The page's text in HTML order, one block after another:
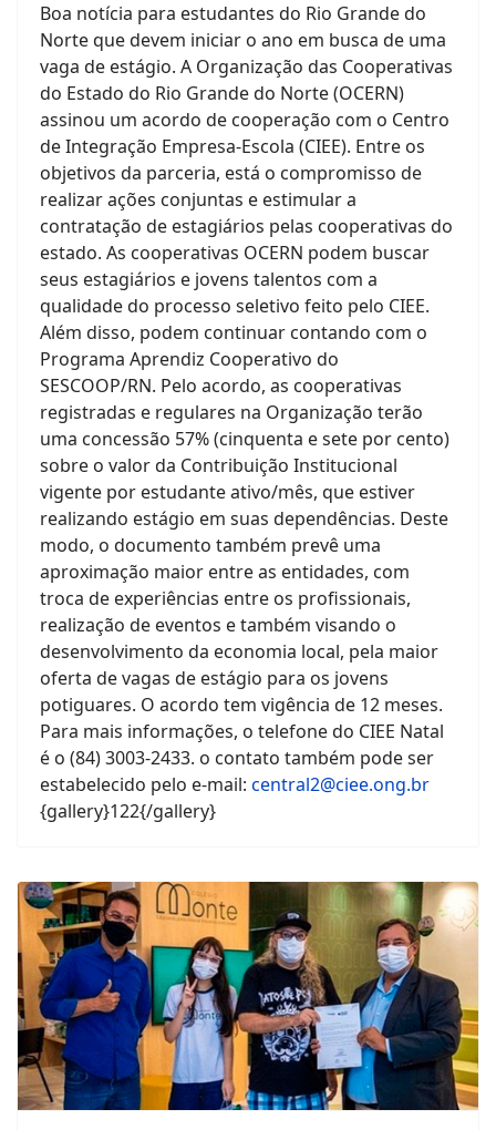
Boa notícia para estudantes do Rio Grande do
Norte que devem iniciar o ano em busca de uma
vaga de estágio. A Organização das Cooperativas
do Estado do Rio Grande do Norte (OCERN)
assinou um acordo de cooperação com o Centro
de Integração Empresa-Escola (CIEE). Entre os
objetivos da parceria, está o compromisso de
realizar ações conjuntas e estimular a
contratação de estagiários pelas cooperativas do
estado. As cooperativas OCERN podem buscar
seus estagiários e jovens talentos com a
qualidade do processo seletivo feito pelo CIEE.
Além disso, podem continuar contando com o
Programa Aprendiz Cooperativo do
SESCOOP/RN. Pelo acordo, as cooperativas
registradas e regulares na Organização terão
uma concessão 57% (cinquenta e sete por cento)
sobre o valor da Contribuição Institucional
vigente por estudante ativo/mês, que estiver
realizando estágio em suas dependências. Deste
modo, o documento também prevê uma
aproximação maior entre as entidades, com
troca de experiências entre os profissionais,
realização de eventos e também visando o
desenvolvimento da economia local, pela maior
oferta de vagas de estágio para os jovens
potiguares. O acordo tem vigência de 12 meses.
Para mais informações, o telefone do CIEE Natal
é o (84) 3003-2433. o contato também pode ser
estabelecido pelo e-mail: central2@ciee.ong.br
{gallery}122{/gallery}